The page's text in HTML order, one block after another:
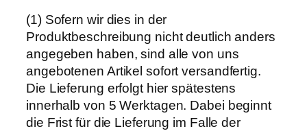
(1) Sofern wir dies in der
Produktbeschreibung nicht deutlich anders
angegeben haben, sind alle von uns
angebotenen Artikel sofort versandfertig.
Die Lieferung erfolgt hier spätestens
innerhalb von 5 Werktagen. Dabei beginnt
die Frist für die Lieferung im Falle der